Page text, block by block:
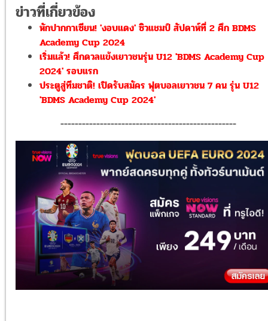
ข่าวที่เกี่ยวข้อง
หักปากกาเซียน! 'งอบแดง' ซิวแชมป์ สัปดาห์ที่ 2 ศึก BDMS
Academy Cup 2024
เริ่มแล้ว! ศึกดวลแข้งเยาวชนรุ่น U12 'BDMS Academy Cup
2024' รอบแรก
ประตูสู่ทีมชาติ! เปิดรับสมัคร ฟุตบอลเยาวชน 7 คน รุ่น U12
'BDMS Academy Cup 2024'
-------------------------------------------------